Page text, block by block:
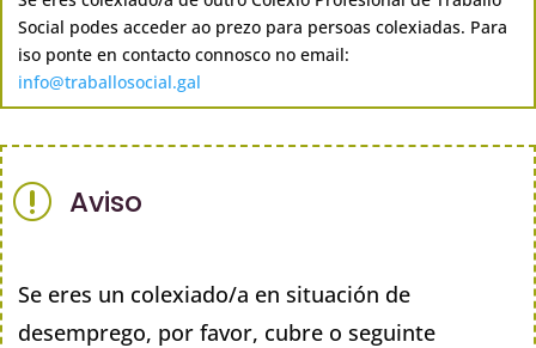
Social podes acceder ao prezo para persoas colexiadas. Para
iso ponte en contacto connosco no email:
info@traballosocial.gal
r Aviso
Se eres un colexiado/a en situación de
desemprego, por favor, cubre o seguinte